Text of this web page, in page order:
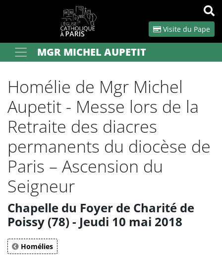
Visite du Pape
Votre rechercheMGR MICHEL AUPETIT
Homélie de Mgr Michel
Aupetit - Messe lors de la
Retraite des diacres
permanents du diocèse de
Paris – Ascension du
Seigneur
Chapelle du Foyer de Charité de
Poissy (78) - Jeudi 10 mai 2018
Homélies
Panneau de gestion des cookies